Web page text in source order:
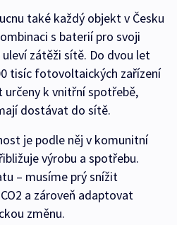
také každý objekt v Česku
s baterií pro svoji
zátěži sítě. Do dvou let
tisíc fotovoltaických zařízení
určeny k vnitřní spotřebě,
dostávat do sítě.
je podle něj v komunitní
výrobu a spotřebu.
– musíme prý snížit
a zároveň adaptovat
změnu.